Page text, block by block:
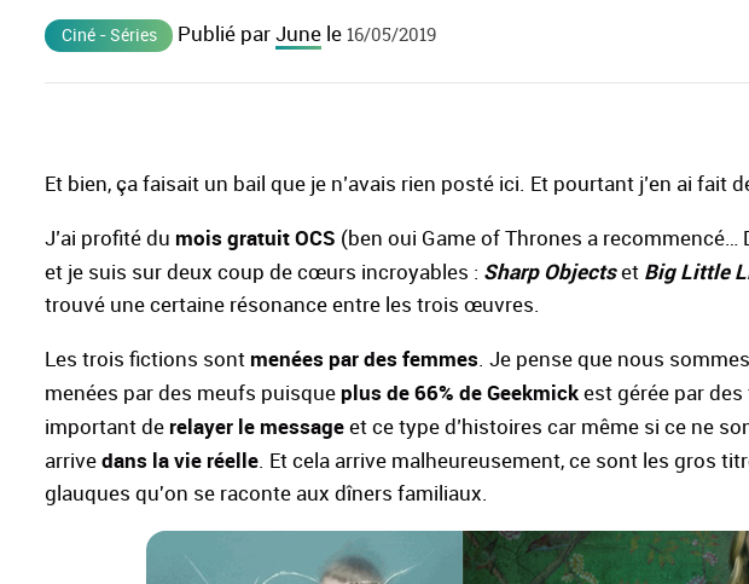
Ciné - Séries Publié parJune le16/05/2019
Et bien, ça faisait un bail que je n’avais rien posté ici. Et pourtant j’en ai fait
J’ai profité du mois gratuit OCS (ben oui Game of Thrones a
et je suis sur deux coup de cœurs incroyables : Sharp Objectset Big Little
trouvé une certaine résonance entre les trois œuvres.
Les trois fictions sont menées par des femmes . Je pense que nous
menées par des meufs puisque plus de 66% de Geekmick est gérée par
important de relayer le message et ce type d’histoires car même si ce ne
arrive dans la vie réelle . Et cela arrive malheureusement, ce sont les gros
glauques qu'on se raconte aux dîners familiaux.